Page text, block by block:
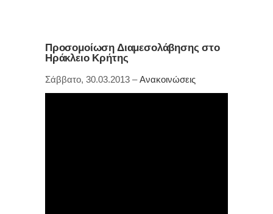
Προσομοίωση Διαμεσολάβησης στο
Ηράκλειο Κρήτης
Σάββατο, 30.03.2013 –Ανακοινώσεις